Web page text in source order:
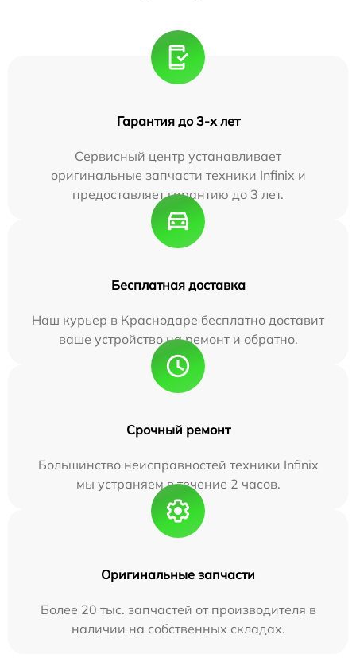
Гарантия до 3-х лет
Сервисный центр устанавливает
оригинальные запчасти техники Infinix и
предоставляет гарантию до 3 лет.
Бесплатная доставка
Наш курьер в Краснодаре бесплатно доставит
ваше устройство на ремонт и обратно.
Срочный ремонт
Большинство неисправностей техники Infinix
мы устраняем в течение 2 часов.
Оригинальные запчасти
Более 20 тыс. запчастей от производителя в
наличии на собственных складах.